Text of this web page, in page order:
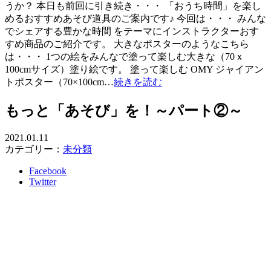
うか？ 本日も前回に引き続き・・・ 「おうち時間」を楽し
めるおすすめあそび道具のご案内です♪ 今回は・・・ みんな
でシェアする豊かな時間 をテーマにインストラクターおす
すめ商品のご紹介です。 大きなポスターのようなこちら
は・・・ 1つの絵をみんなで塗って楽しむ大きな（70ｘ
100cmサイズ）塗り絵です。 塗って楽しむ OMY ジャイアン
トポスター（70×100cm…続きを読む
もっと「あそび」を！～パート②～
2021.01.11
カテゴリー： 未分類
Facebook
Twitter